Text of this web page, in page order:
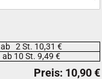
ab 2 St. 10,31 €
ab 10 St. 9,49 €